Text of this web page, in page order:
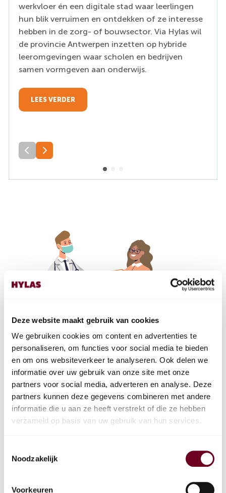
Deze website maakt gebruik van cookies
We gebruiken cookies om content en advertenties te
personaliseren, om functies voor social media te bieden
en om ons websiteverkeer te analyseren. Ook delen we
informatie over uw gebruik van onze site met onze
partners voor social media, adverteren en analyse. Deze
partners kunnen deze gegevens combineren met andere
informatie die u aan ze heeft verstrekt of die ze hebben
verzameld op basis van uw gebruik van hun services.
Noodzakelijk
Voorkeuren
werkvloer én een digitale stad waar leerlingen
hun blik verruimen en ontdekken of ze interesse
hebben in de zorg- of bouwsector. Via Hylas wil
de provincie Antwerpen inzetten op hybride
leeromgevingen waar scholen en bedrijven
samen vormgeven aan onderwijs.
LEES VERDER